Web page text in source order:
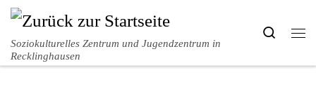
Zum Inhalt springen
Soziokulturelles Zentrum und Jugendzentrum in
Recklinghausen
Search